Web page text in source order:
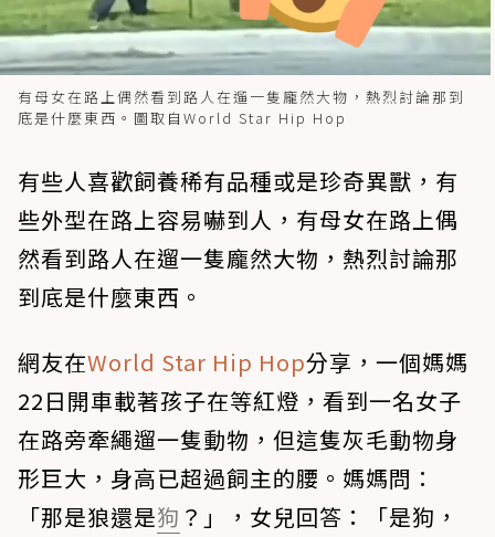
有母女在路上偶然看到路人在遛一隻龐然大物，熱烈討論那到
底是什麼東西。圖取自World Star Hip Hop
有些人喜歡飼養稀有品種或是珍奇異獸，有
些外型在路上容易嚇到人，有母女在路上偶
然看到路人在遛一隻龐然大物，熱烈討論那
到底是什麼東西。
網友在World Star Hip Hop分享，一個媽媽
22日開車載著孩子在等紅燈，看到一名女子
在路旁牽繩遛一隻動物，但這隻灰毛動物身
形巨大，身高已超過飼主的腰。媽媽問：
「那是狼還是狗 ？」，女兒回答：「是狗，